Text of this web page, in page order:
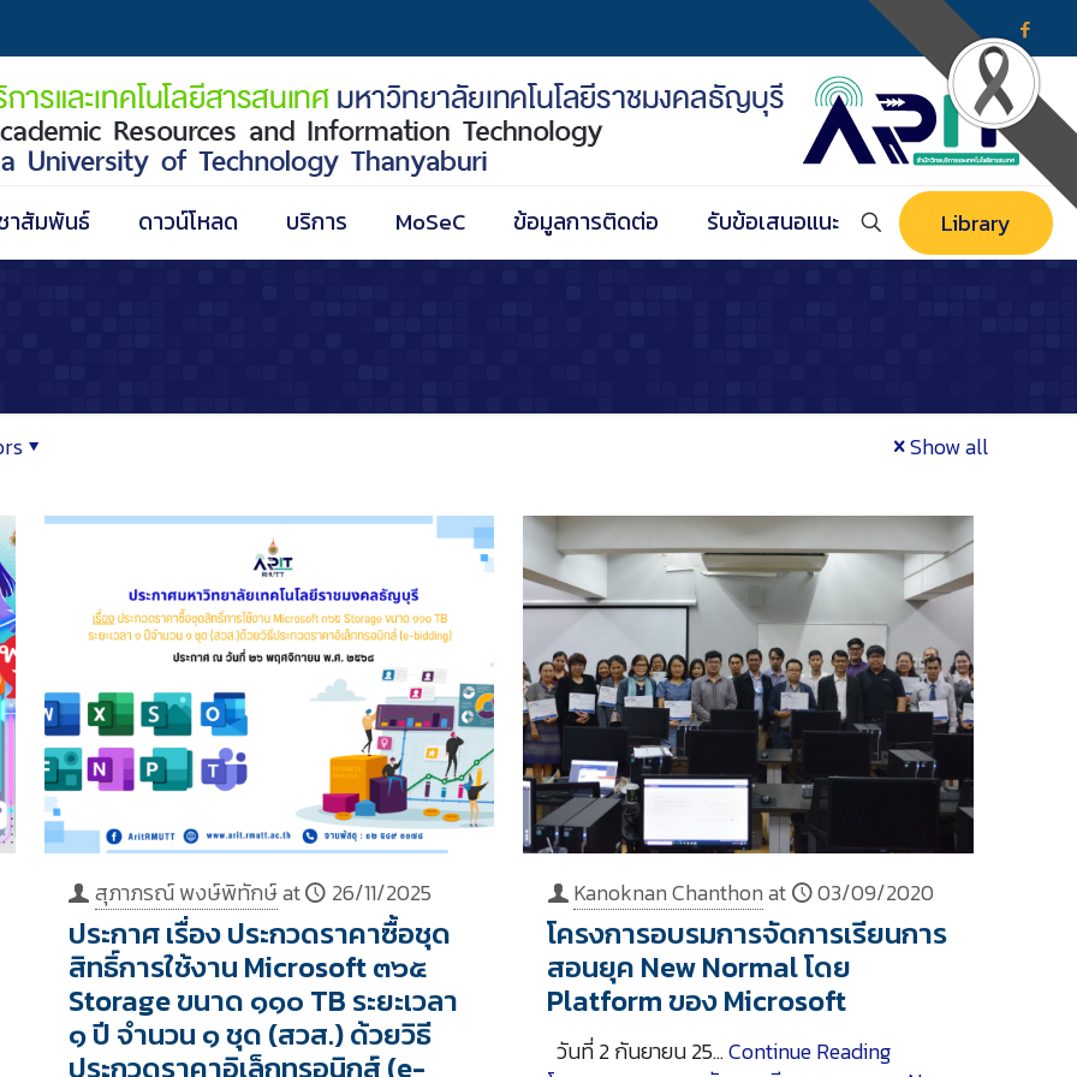
าสัมพันธ์ ดาวน์โหลด บริการ MoSeC ข้อมูลการติดต่อ รับข้อเสนอแนะ Library
Show all
สุภาภรณ์ พงษ์พิทักษ์at 26/11/2025
ประกาศ เรื่อง ประกวดราคาซื้อชุด
สิทธิ์การใช้งาน Microsoft ๓๖๕
Storage ขนาด ๑๑๐ TB ระยะเวลา
๑ ปี จำนวน ๑ ชุด (สวส.) ด้วยวิธี
ประกวดราคาอิเล็กทรอนิกส์ (e-
Kanoknan Chanthonat 03/09/2020
โครงการอบรมการจัดการเรียนการ
สอนยุค New Normal โดย
Platform ของ Microsoft
วันที่ 2 กันยายน 25…Continue Reading